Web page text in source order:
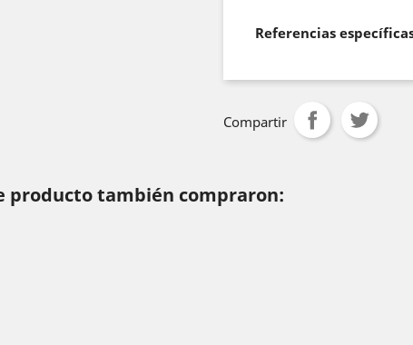
Referencias
Compartir
producto también compraron: